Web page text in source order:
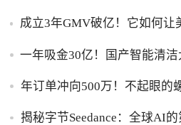
成立3年GMV破亿！它如何让
一年吸金30亿！国产智能清
年订单冲向500万！不起眼的
揭秘字节Seedance：全球AI